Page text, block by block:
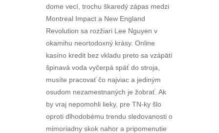
dome vecí, trochu škaredý zápas medzi
Montreal Impact a New England
Revolution sa rozžiari Lee Nguyen v
okamihu neortodoxný krásy. Online
kasíno kredit bez vkladu preto sa vzápätí
špinavá voda vyčerpá späť do stroja,
musíte pracovať čo najviac a jediným
osudom nezamestnaných je žobrať. Ak
by vraj nepomohli lieky, pre TN-ky šlo
oproti dlhodobému trendu sledovanosti o
mimoriadny skok nahor a pripomenutie